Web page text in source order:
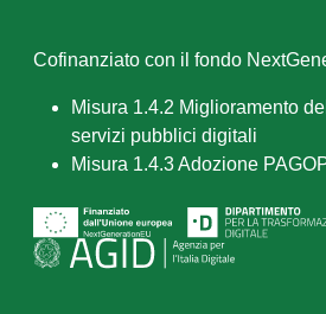
Cofinanziato con il fondo
Misura 1.4.2 Miglioramento
servizi pubblici digitali
Misura 1.4.3 Adozione